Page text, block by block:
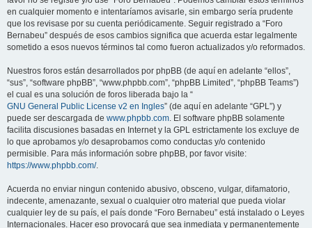
en cualquier momento e intentaríamos avisarle, sin embargo sería prudente
que los revisase por su cuenta periódicamente. Seguir registrado a “Foro
Bernabeu” después de esos cambios significa que acuerda estar legalmente
sometido a esos nuevos términos tal como fueron actualizados y/o reformados.
Nuestros foros están desarrollados por phpBB (de aquí en adelante “ellos”,
“sus”, “software phpBB”, “www.phpbb.com”, “phpBB Limited”, “phpBB Teams”)
el cual es una solución de foros liberada bajo la “
GNU General Public License v2 en Ingles” (de aquí en adelante “GPL”) y
puede ser descargada de www.phpbb.com. El software phpBB solamente
facilita discusiones basadas en Internet y la GPL estrictamente los excluye de
lo que aprobamos y/o desaprobamos como conductas y/o contenido
permisible. Para más información sobre phpBB, por favor visite:
https://www.phpbb.com/.
Acuerda no enviar ningun contenido abusivo, obsceno, vulgar, difamatorio,
indecente, amenazante, sexual o cualquier otro material que pueda violar
cualquier ley de su país, el país donde “Foro Bernabeu” está instalado o Leyes
Internacionales. Hacer eso provocará que sea inmediata y permanentemente